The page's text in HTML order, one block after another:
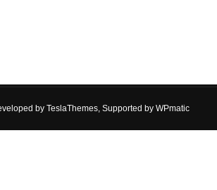
by TeslaThemes, Supported by WPmatic